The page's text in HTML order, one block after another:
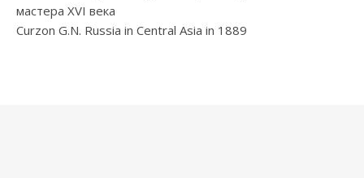
мастера XVI века
Curzon G.N. Russia in Central Asia in 1889